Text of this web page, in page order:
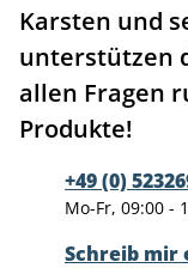
Karsten und
unterstützen
allen Fragen
Produkte!
+49 (0)
Mo-Fr, 09:00 -
Schreib mir